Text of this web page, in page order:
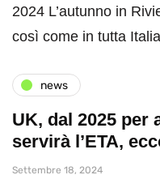
2024 L’autunno in
così come in tutta
news
UK, dal 2025 per
servirà l’ETA,
Settembre 18, 2024